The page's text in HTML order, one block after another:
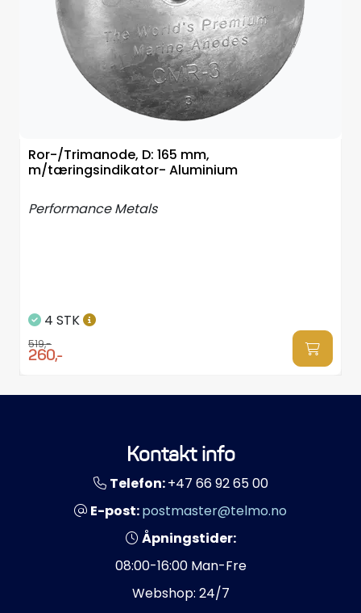
Ror-/Trimanode, D: 165 mm,
m/tæringsindikator- Aluminium
Performance Metals
4 STK
519,-
260,-
Kontakt info
Telefon:+47 66 92 65 00
E-post:postmaster@telmo.no
Åpningstider:
08:00-16:00 Man-Fre
Webshop: 24/7
Styring/kontroll
Motordelsvelger/SONAR
Motordeler